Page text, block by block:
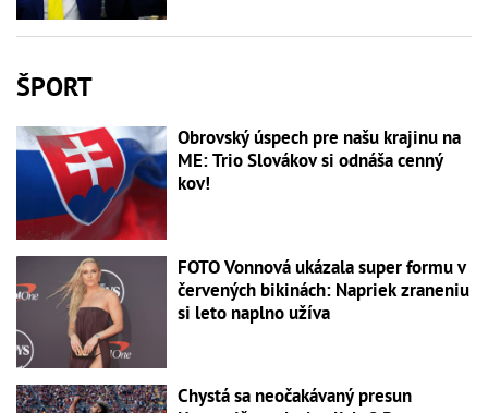
ŠPORT
Obrovský úspech pre našu krajinu na
ME: Trio Slovákov si odnáša cenný
kov!
FOTO Vonnová ukázala super formu v
červených bikinách: Napriek zraneniu
si leto naplno užíva
Chystá sa neočakávaný presun